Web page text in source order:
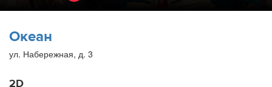
Океан
ул. Набережная, д. 3
2D